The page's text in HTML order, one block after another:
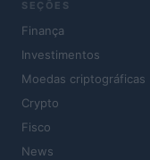
SEÇÕES
Finança
Investimentos
Moedas criptográficas
Crypto
Fisco
News